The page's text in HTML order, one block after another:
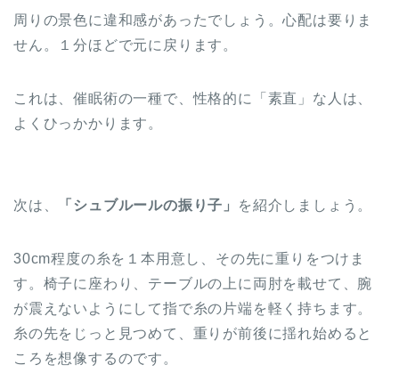
周りの景色に違和感があったでしょう。心配は要りま
せん。１分ほどで元に戻ります。
これは、催眠術の一種で、性格的に「素直」な人は、
よくひっかかります。
次は、 「シュブルールの振り子」 を紹介しましょう。
30cm程度の糸を１本用意し、その先に重りをつけま
す。椅子に座わり、テーブルの上に両肘を載せて、腕
が震えないようにして指で糸の片端を軽く持ちます。
糸の先をじっと見つめて、重りが前後に揺れ始めると
ころを想像するのです。